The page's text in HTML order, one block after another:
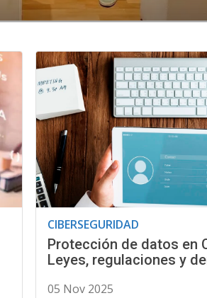
CIBERSEGURIDAD
Protección de datos en
Leyes, regulaciones y
05 Nov 2025